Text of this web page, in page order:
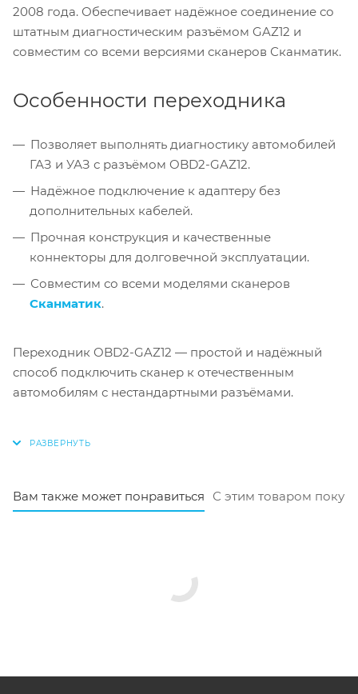
2008 года. Обеспечивает надёжное соединение со
штатным диагностическим разъёмом GAZ12 и
совместим со всеми версиями сканеров Сканматик.
Особенности переходника
Позволяет выполнять диагностику автомобилей
ГАЗ и УАЗ с разъёмом OBD2-GAZ12.
Надёжное подключение к адаптеру без
дополнительных кабелей.
Прочная конструкция и качественные
коннекторы для долговечной эксплуатации.
Совместим со всеми моделями сканеров
Сканматик.
Переходник OBD2-GAZ12 — простой и надёжный
способ подключить сканер к отечественным
автомобилям с нестандартными разъёмами.
Вам также может понравиться С этим товаром